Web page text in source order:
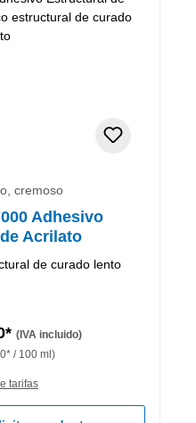
cremoso
Adhesivo
Acrilato
de curado lento
(IVA incluido)
/ 100 ml)
tarifas